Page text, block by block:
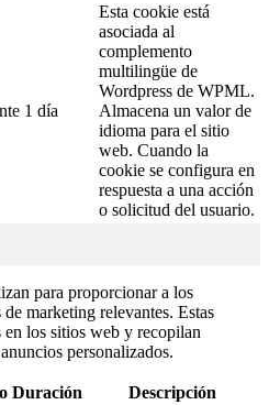
1 día
Esta cookie está
asociada al
complemento
multilingüe de
Wordpress de WPML.
Almacena un valor de
idioma para el sitio
web. Cuando la
cookie se configura en
respuesta a una acción
o solicitud del usuario.
para proporcionar a los
marketing relevantes. Estas
en los sitios web y recopilan
personalizados.
Duración Descripción